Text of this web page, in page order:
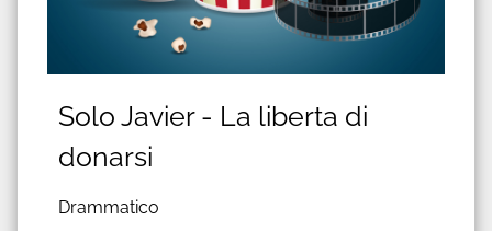
Solo Javier - La liberta di
donarsi
Drammatico